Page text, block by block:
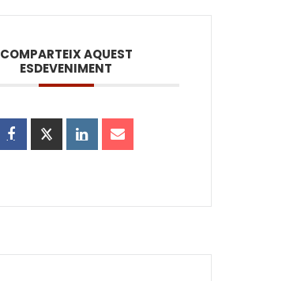
COMPARTEIX AQUEST
ESDEVENIMENT